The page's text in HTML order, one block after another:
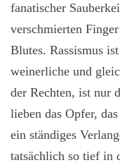
fanatischer
verschmierten
Blutes. Rassismus
weinerliche und
der Rechten, ist nur
lieben das Opfer,
ein ständiges
tatsächlich so tief in